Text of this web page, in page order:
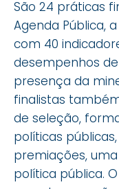
São 24 práticas
Agenda Pública,
com 40
desempenhos
presença da
finalistas
de seleção,
políticas
premiações,
política pública.